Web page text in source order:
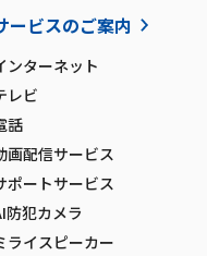
ービスのご案内
ンターネット
レビ
話
画配信サービス
ポートサービス
防犯カメラ
ライスピーカー